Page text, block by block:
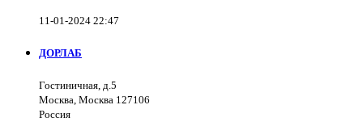
11-01-2024 22:47
ДОРЛАБ
Гостиничная, д.5
Москва, Москва 127106
Россия